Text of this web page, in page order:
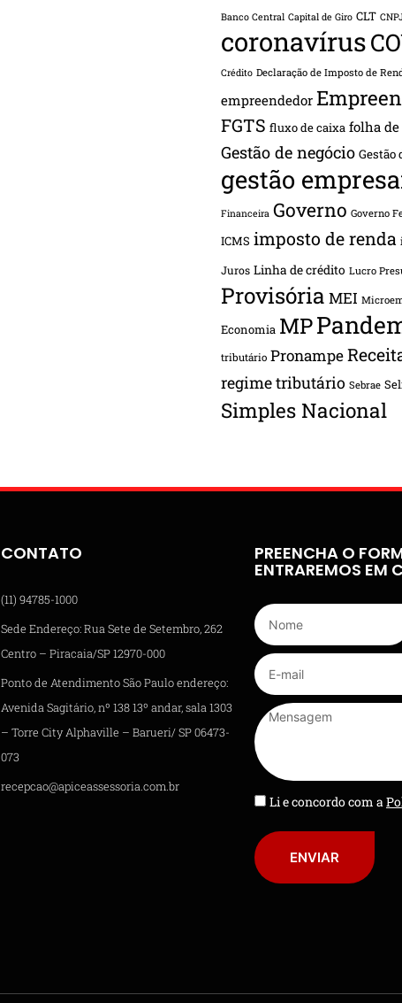
Banco Central Capital de Giro CLT
coronavírus
Crédito Declaração de Imposto de
empreendedor
FGTS fluxo de caixa folha
Gestão de negócio Gestão
gestão
Financeira Governo Governo
ICMS imposto de renda
Juros Linha de crédito Lucro
Provisória MEI
Economia MP
tributário Pronampe
regime tributário Sebrae
Simples Nacional
CONTATO
(11) 94785-1000
Sede Endereço: Rua Sete de Setembro, 262
Centro – Piracaia/SP 12970-000
Ponto de Atendimento São Paulo endereço:
Avenida Sagitário, nº 138 13º andar, sala 1303
– Torre City Alphaville – Barueri/ SP 06473-
073
recepcao@apiceassessoria.com.br
PREENCHA O
ENTRAREMOS EM
Li e concordo com a
ENVIAR